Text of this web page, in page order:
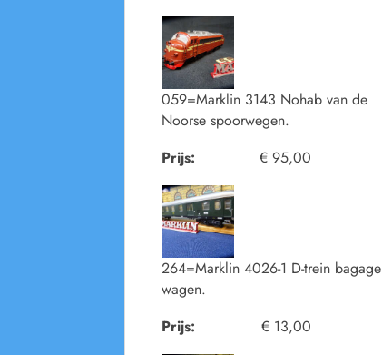
059=Marklin 3143 Nohab van de
Noorse spoorwegen.
Prijs:
€ 95,00
264=Marklin 4026-1 D-trein bagage
wagen.
Prijs:
€ 13,00